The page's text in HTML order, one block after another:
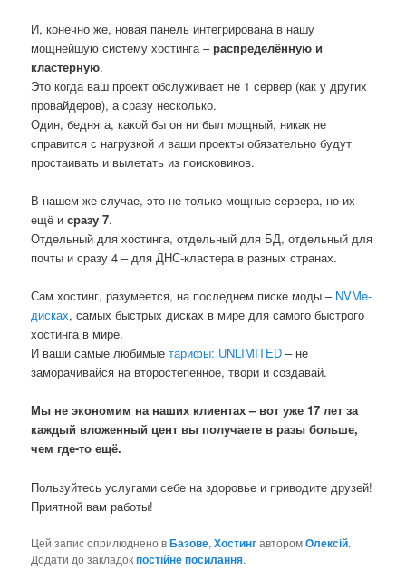
И, конечно же, новая панель интегрирована в нашу
мощнейшую систему хостинга –распределённую и
кластерную.
Это когда ваш проект обслуживает не 1 сервер (как у других
провайдеров), а сразу несколько.
Один, бедняга, какой бы он ни был мощный, никак не
справится с нагрузкой и ваши проекты обязательно будут
простаивать и вылетать из поисковиков.
В нашем же случае, это не только мощные сервера, но их
ещё исразу 7.
Отдельный для хостинга, отдельный для БД, отдельный для
почты и сразу 4 – для ДНС-кластера в разных странах.
Сам хостинг, разумеется, на последнем писке моды – NVMe-
дисках, самых быстрых дисках в мире для самого быстрого
хостинга в мире.
И ваши самые любимыетарифы: UNLIMITED – не
заморачивайся на второстепенное, твори и создавай.
Мы не экономим на наших клиентах – вот уже 17 лет за
каждый вложенный цент вы получаете в разы больше,
чем где-то ещё.
Пользуйтесь услугами себе на здоровье и приводите друзей!
Приятной вам работы!
Цей запис оприлюднено вБазове,ХостингавторомОлексій.
Додати до закладокпостійне посилання.